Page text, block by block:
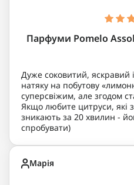
Парфуми Pomelo
Дуже соковитий, яскравий
натяку на побутову
суперсвіжим, але згодом
Якщо любите цитруси, які
зникають за 20 хвилин -
спробувати)
Марія